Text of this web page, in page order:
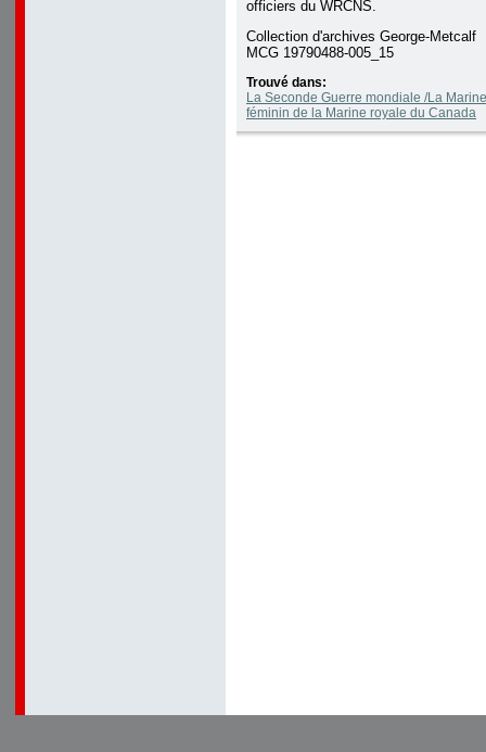
officiers du WRCNS.
Collection d'archives George-Metcalf
MCG 19790488-005_15
Trouvé dans:
La Seconde Guerre mondiale /La
féminin de la Marine royale du Canada